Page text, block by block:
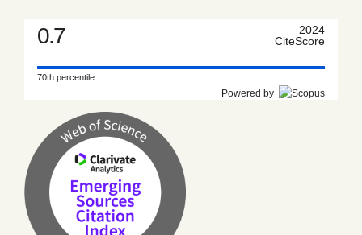
0.7
2024
CiteScore
70th percentile
Powered by